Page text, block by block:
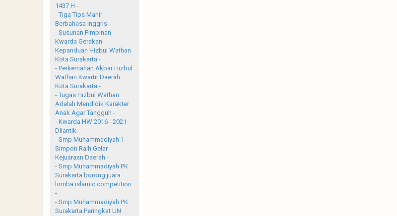
1437 H -
- Tiga Tips Mahir
Berbahasa Inggris -
- Susunan Pimpinan
Kwarda Gerakan
Kepanduan Hizbul Wathan
Kota Surakarta -
- Perkemahan Akbar Hizbul
Wathan Kwartir Daerah
Kota Surakarta -
- Tugas Hizbul Wathan
Adalah Mendidik Karakter
Anak Agar Tangguh -
- Kwarda HW 2016 - 2021
Dilantik -
- Smp Muhammadiyah 1
Simpon Raih Gelar
Kejuaraan Daerah -
- Smp Muhammadiyah PK
Surakarta borong juara
lomba islamic competition
-
- Smp Muhammadiyah PK
Surakarta Peringkat UN